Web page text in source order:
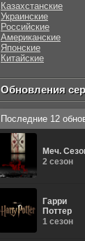
Казахстанские
Украинские
Российские
Американские
Японские
Китайские
Обновления
Последние 12
Меч.
2 сезон
Гарри
Поттер
1 сезон